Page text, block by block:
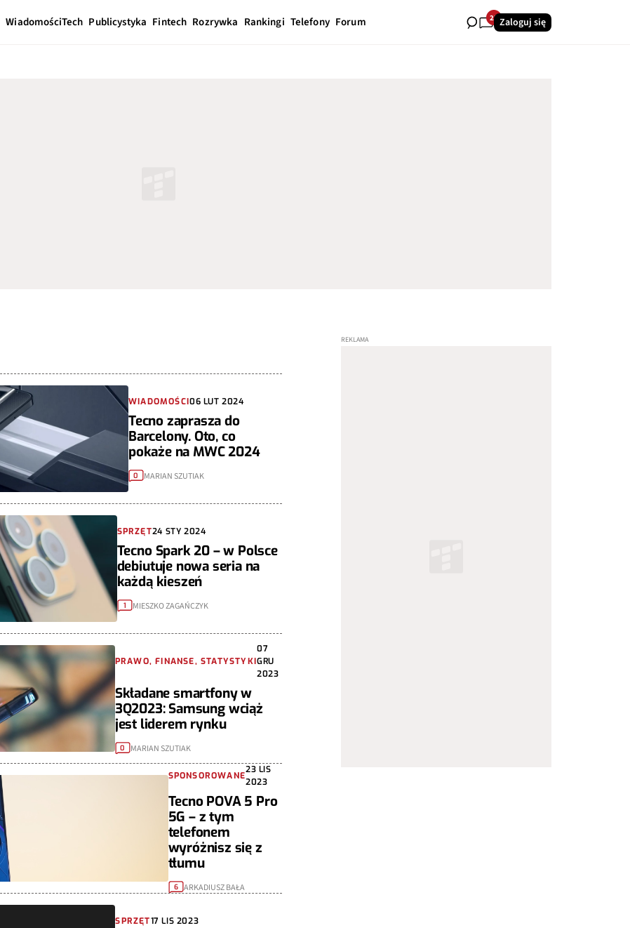
WiadomościTech Publicystyka Fintech Rozrywka Rankingi Telefony Forum 23Zaloguj się
WIADOMOŚCI06 LUT 2024
Tecno zaprasza do
Barcelony. Oto, co
pokaże na MWC 2024
0 MARIAN SZUTIAK
SPRZĘT24 STY 2024
Tecno Spark 20 – w Polsce
debiutuje nowa seria na
każdą kieszeń
1 MIESZKO ZAGAŃCZYK
PRAWO, FINANSE, STATYSTYKI
07
GRU
2023
Składane smartfony w
3Q2023: Samsung wciąż
jest liderem rynku
0 MARIAN SZUTIAK
SPONSOROWANE
23 LIS
2023
Tecno POVA 5 Pro
5G – z tym
telefonem
wyróżnisz się z
tłumu
6 ARKADIUSZ BAŁA
SPRZĘT17 LIS 2023